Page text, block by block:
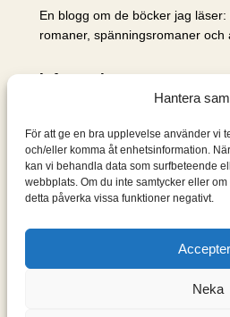
Hantera
För att ge en bra upplevelse använder vi
och/eller komma åt enhetsinformation.
kan vi behandla data som surfbeteende
webbplats. Om du inte samtycker eller
detta påverka vissa funktioner negativt.
Neka
En blogg om de böcker jag läser:
romaner, spänningsromaner och
Information
Om mig & om bloggen
S
ö
k